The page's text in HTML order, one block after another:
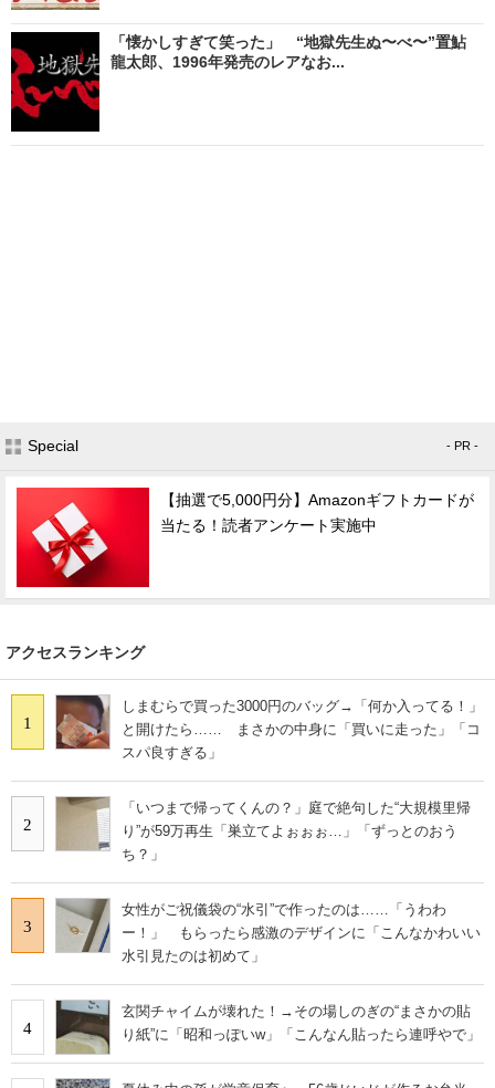
「懐かしすぎて笑った」 “地獄先生ぬ〜べ〜”置鮎
龍太郎、1996年発売のレアなお...
Special - PR -
【抽選で5,000円分】Amazonギフトカードが
当たる！読者アンケート実施中
アクセスランキング
1
しまむらで買った3000円のバッグ→「何か入ってる！」
と開けたら…… まさかの中身に「買いに走った」「コ
スパ良すぎる」
2
「いつまで帰ってくんの？」庭で絶句した“大規模里帰
り”が59万再生「巣立てよぉぉぉ…」「ずっとのおう
ち？」
3
女性がご祝儀袋の“水引”で作ったのは……「うわわ
ー！」 もらったら感激のデザインに「こんなかわいい
水引見たのは初めて」
4
玄関チャイムが壊れた！→その場しのぎの“まさかの貼
り紙”に「昭和っぽいw」「こんなん貼ったら連呼やで」